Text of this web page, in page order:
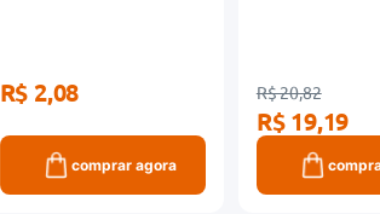
R$ 2,08
comprar agora
R$ 20,82
R$ 19,19